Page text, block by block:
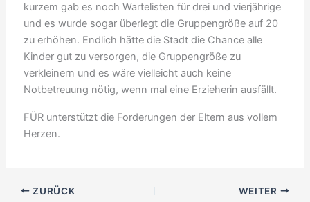
kurzem gab es noch Wartelisten für drei und vierjährige
und es wurde sogar überlegt die Gruppengröße auf 20
zu erhöhen. Endlich hätte die Stadt die Chance alle
Kinder gut zu versorgen, die Gruppengröße zu
verkleinern und es wäre vielleicht auch keine
Notbetreuung nötig, wenn mal eine Erzieherin ausfällt.
FÜR unterstützt die Forderungen der Eltern aus vollem
Herzen.
ZURÜCK WEITER